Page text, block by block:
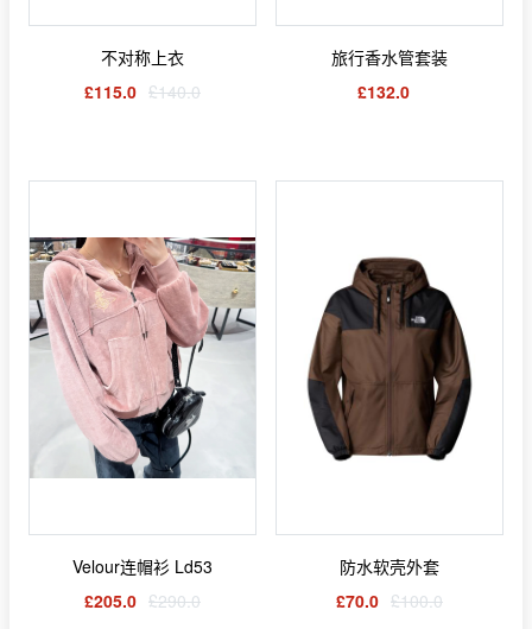
不对称上衣
£115.0 £140.0
旅行香水管套装
£132.0
Velour连帽衫 Ld53
£205.0 £290.0
防水软壳外套
£70.0 £100.0